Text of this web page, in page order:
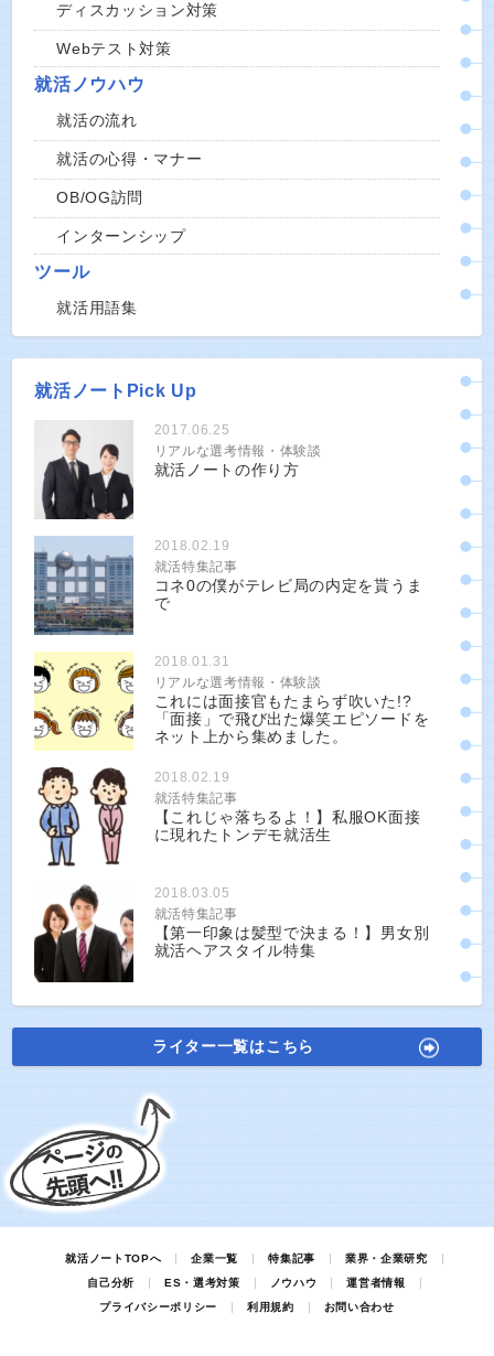
ディスカッション対策
Webテスト対策
就活ノウハウ
就活の流れ
就活の心得・マナー
OB/OG訪問
インターンシップ
ツール
就活用語集
就活ノートPick Up
2017.06.25
リアルな選考情報・体験談
就活ノートの作り方
2018.02.19
就活特集記事
コネ0の僕がテレビ局の内定を貰うま
で
2018.01.31
リアルな選考情報・体験談
これには面接官もたまらず吹いた!?
「面接」で飛び出た爆笑エピソードを
ネット上から集めました。
2018.02.19
就活特集記事
【これじゃ落ちるよ！】私服OK面接
に現れたトンデモ就活生
2018.03.05
就活特集記事
【第一印象は髪型で決まる！】男女別
就活ヘアスタイル特集
ライター一覧はこちら
就活ノートTOPへ 企業一覧 特集記事
業界・企業研究
自己分析
ES・選考対策 ノウハウ
運営者情報
プライバシーポリシー
利用規約 お問い合わせ